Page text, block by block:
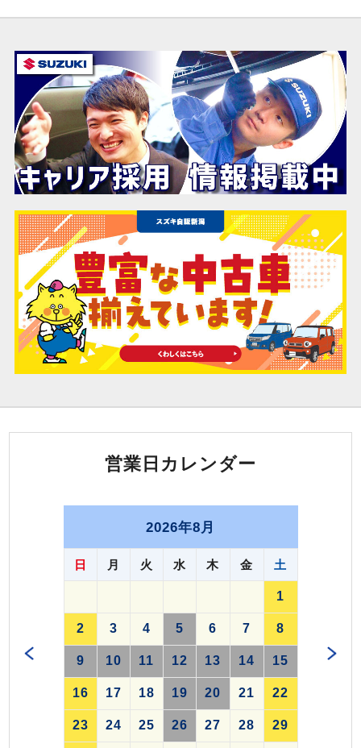
営業日カレンダー
2026年8月
日 月 火 水 木 金 土
1
2 3 4 5 6 7 8
9 10 11 12 13 14 15
16 17 18 19 20 21 22
23 24 25 26 27 28 29